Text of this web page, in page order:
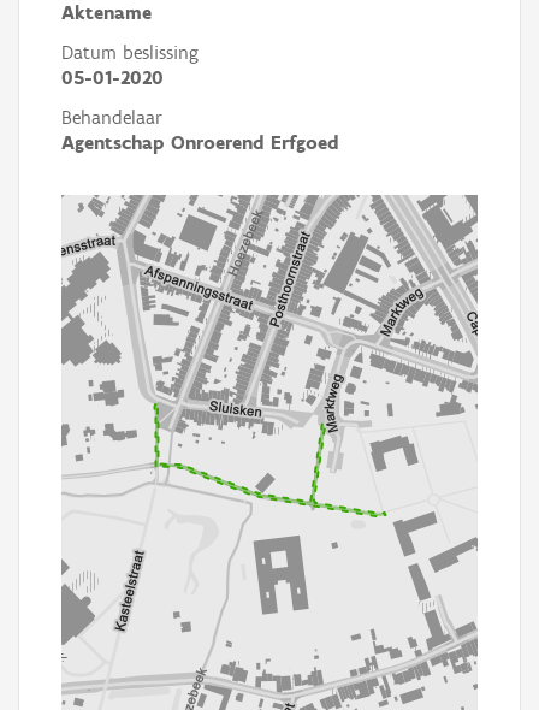
Aktename
Datum beslissing
05-01-2020
Behandelaar
Agentschap Onroerend Erfgoed